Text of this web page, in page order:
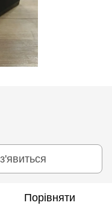
Порівняти